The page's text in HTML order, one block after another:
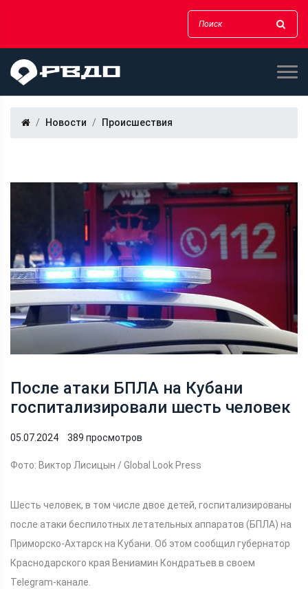
Новости Происшествия
После атаки БПЛА на Кубани
госпитализировали шесть человек
05.07.2024 389 просмотров
Фото: Виктор Лисицын / Global Look Press
Шесть человек, в том числе двое детей, госпитализированы
после атаки беспилотных летательных аппаратов (БПЛА) на
Приморско-Ахтарск на Кубани. Об этом сообщил губернатор
Краснодарского края Вениамин Кондратьев в своем
Telegram-канале.